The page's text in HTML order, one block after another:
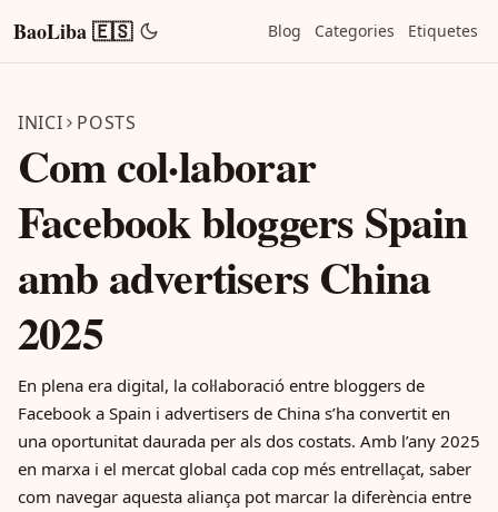
BaoLiba 🇪🇸 Blog Categories Etiquetes
INICI POSTS
Com col·laborar
Facebook bloggers Spain
amb advertisers China
2025
En plena era digital, la col·laboració entre bloggers de
Facebook a Spain i advertisers de China s’ha convertit en
una oportunitat daurada per als dos costats. Amb l’any 2025
en marxa i el mercat global cada cop més entrellaçat, saber
com navegar aquesta aliança pot marcar la diferència entre